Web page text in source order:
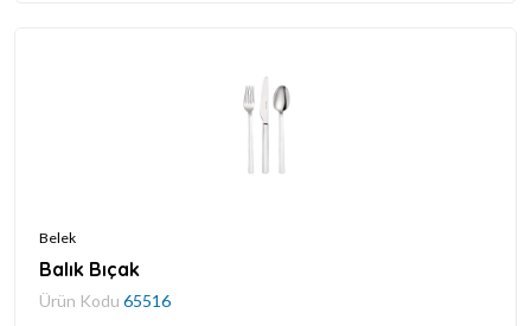
Belek
Balık Bıçak
Ürün Kodu 65516